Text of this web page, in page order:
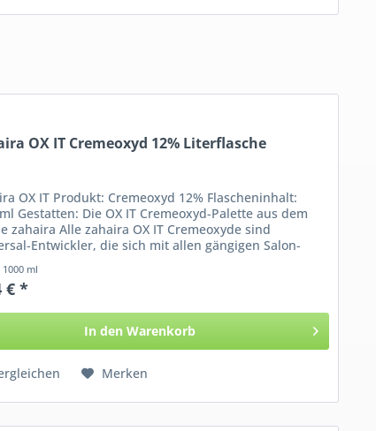
OX IT Cremeoxyd 12% Literflasche
OX IT Produkt: Cremeoxyd 12% Flascheninhalt:
Gestatten: Die OX IT Cremeoxyd-Palette aus dem
zahaira Alle zahaira OX IT Cremeoxyde sind
Entwickler, die sich mit allen gängigen Salon-
1000 ml
€ *
In den Warenkorb
Merken